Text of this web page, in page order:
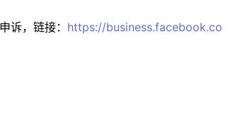
诉，链接： https://business.facebook.co